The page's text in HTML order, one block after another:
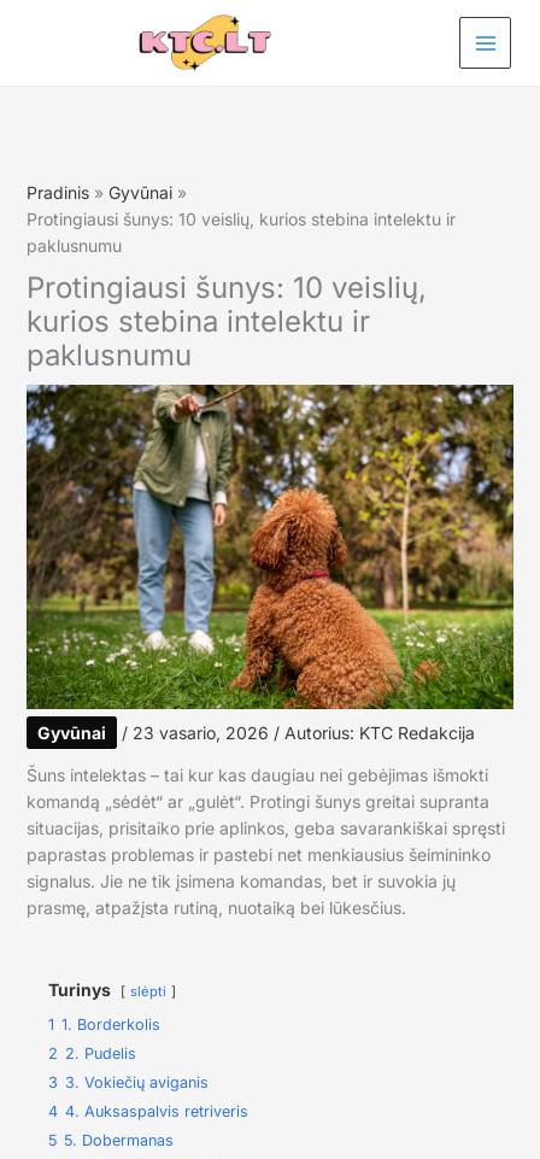
Pradinis
Gyvūnai
Protingiausi šunys: 10 veislių, kurios stebina intelektu ir
paklusnumu
Protingiausi šunys: 10 veislių,
kurios stebina intelektu ir
paklusnumu
Gyvūnai / 23 vasario, 2026 / Autorius: KTC Redakcija
Šuns intelektas – tai kur kas daugiau nei gebėjimas išmokti
komandą „sėdėt“ ar „gulėt“. Protingi šunys greitai supranta
situacijas, prisitaiko prie aplinkos, geba savarankiškai spręsti
paprastas problemas ir pastebi net menkiausius šeimininko
signalus. Jie ne tik įsimena komandas, bet ir suvokia jų
prasmę, atpažįsta rutiną, nuotaiką bei lūkesčius.
Turinys slėpti
1 1. Borderkolis
2 2. Pudelis
3 3. Vokiečių aviganis
4 4. Auksaspalvis retriveris
5 5. Dobermanas